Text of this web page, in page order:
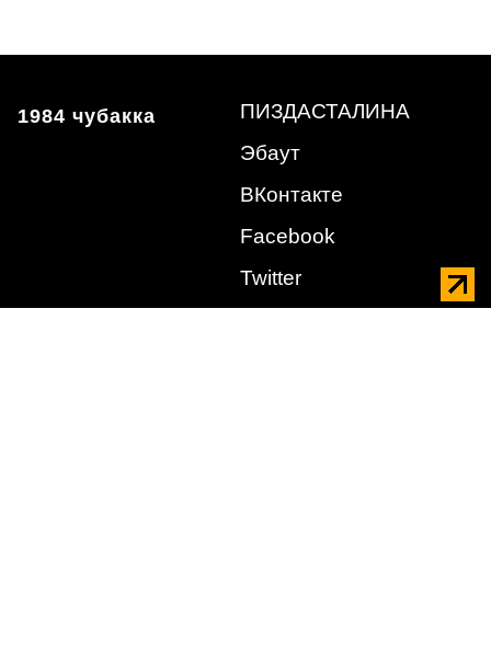
1984 чубакка
ПИЗДАСТАЛИНА
Эбаут
ВКонтакте
Facebook
Twitter